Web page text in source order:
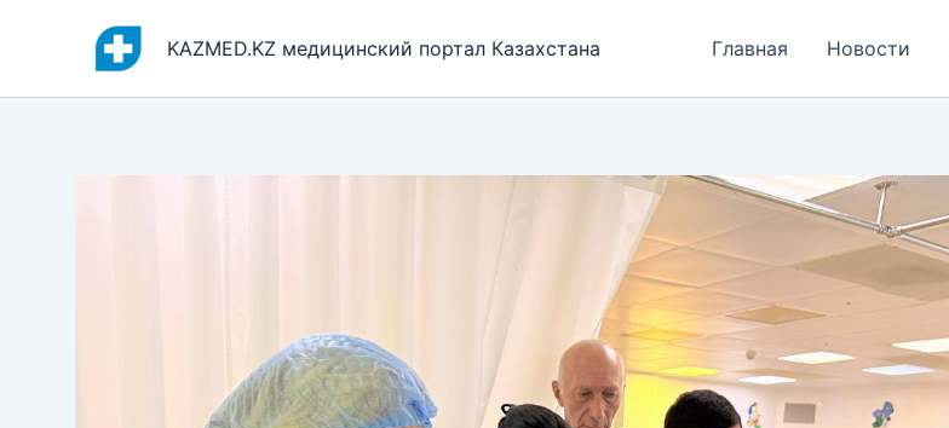
содержимому
KAZMED.KZ медицинский портал Казахстана Главная Новости